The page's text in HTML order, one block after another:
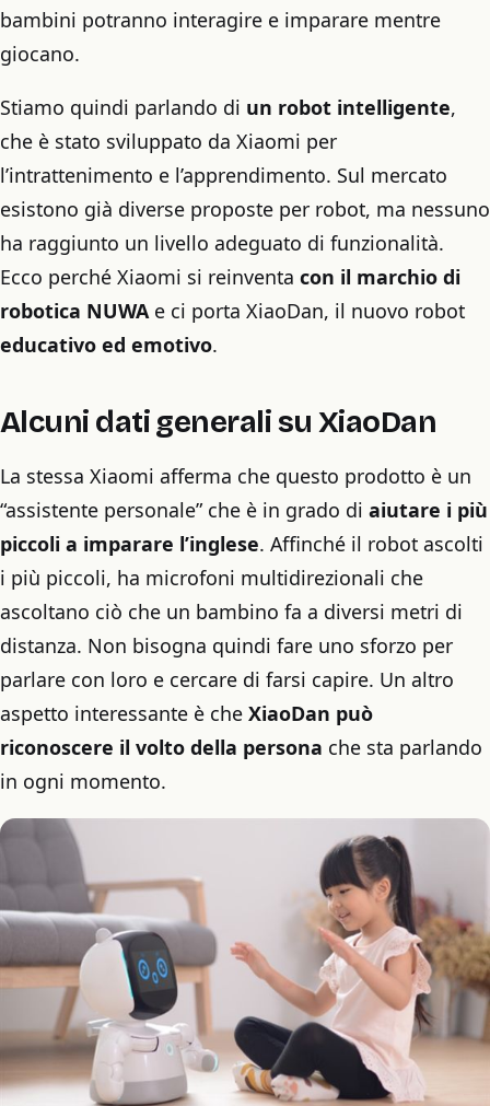
bambini potranno interagire e imparare mentre
giocano.
Stiamo quindi parlando di un robot intelligente,
che è stato sviluppato da Xiaomi per
l’intrattenimento e l’apprendimento. Sul mercato
esistono già diverse proposte per robot, ma nessuno
ha raggiunto un livello adeguato di funzionalità.
Ecco perché Xiaomi si reinventa con il marchio di
robotica NUWAe ci porta XiaoDan, il nuovo robot
educativo ed emotivo.
Alcuni dati generali su XiaoDan
La stessa Xiaomi afferma che questo prodotto è un
“assistente personale” che è in grado di aiutare i più
piccoli a imparare l’inglese. Affinché il robot ascolti
i più piccoli, ha microfoni multidirezionali che
ascoltano ciò che un bambino fa a diversi metri di
distanza. Non bisogna quindi fare uno sforzo per
parlare con loro e cercare di farsi capire. Un altro
aspetto interessante è che XiaoDan può
riconoscere il volto della persona che sta parlando
in ogni momento.